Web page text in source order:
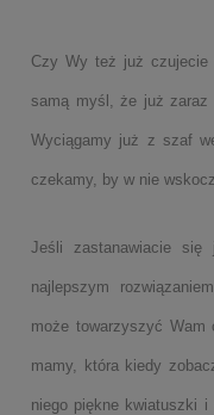
Czy Wy też już czujecie
samą myśl, że już zaraz
Wyciągamy już z szaf
czekamy, by w nie
Jeśli zastanawiacie
najlepszym
może towarzyszyć Wam
mamy, która kiedy
niego piękne kwiatuszki i